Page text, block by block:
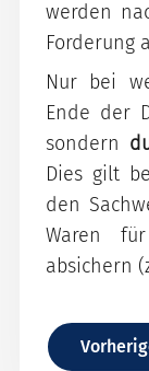
werden
Forderung
Nur bei
Ende der
sondern
Dies gilt
den
Waren
absichern